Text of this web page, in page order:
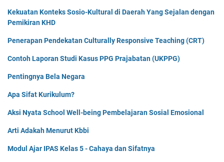
Kekuatan Konteks Sosio-Kultural di Daerah Yang Sejalan dengan
Pemikiran KHD
Penerapan Pendekatan Culturally Responsive Teaching (CRT)
Contoh Laporan Studi Kasus PPG Prajabatan (UKPPG)
Pentingnya Bela Negara
Apa Sifat Kurikulum?
Aksi Nyata School Well-being Pembelajaran Sosial Emosional
Arti Adakah Menurut Kbbi
Modul Ajar IPAS Kelas 5 - Cahaya dan Sifatnya